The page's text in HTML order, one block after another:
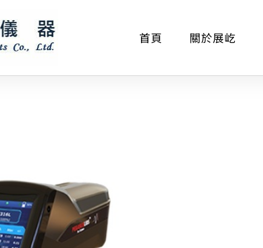
首頁 關於展屹